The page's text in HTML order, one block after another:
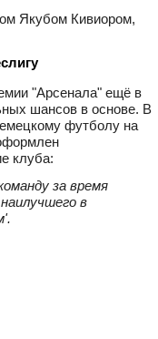
Якубом Кивиором,
"Арсенала" ещё в
шансов в основе. В
футболу на
клуба:
за время
в